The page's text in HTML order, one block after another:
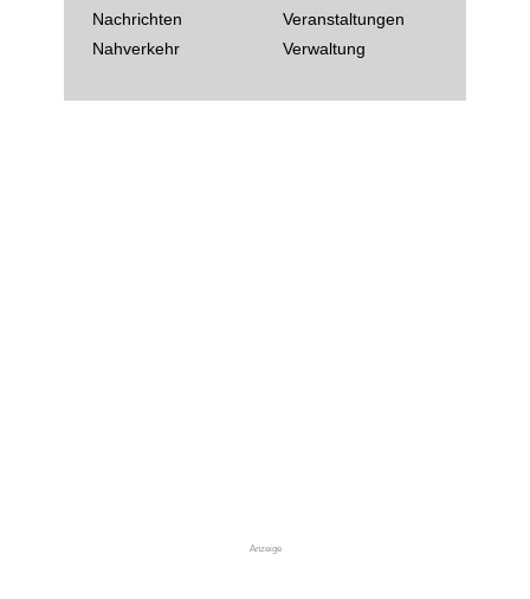
Nachrichten
Nahverkehr
Veranstaltungen
Verwaltung
Anzeige